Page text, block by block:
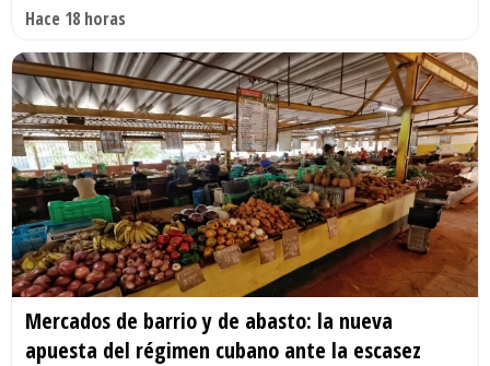
Hace 18 horas
Mercados de barrio y de abasto: la nueva
apuesta del régimen cubano ante la escasez